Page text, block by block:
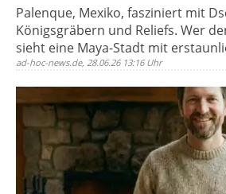
Palenque, Mexiko, fasziniert mit
Königsgräbern und Reliefs. Wer
sieht eine Maya-Stadt mit
ad-hoc-news.de, 28.06.26 13:16 Uhr